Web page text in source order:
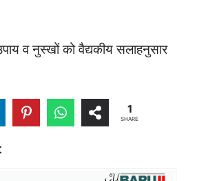
व नुस्खों को वैद्यकीय सलाहनुसार
1
SHARE